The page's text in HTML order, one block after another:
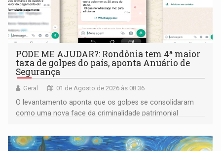
PODE ME AJUDAR?: Rondônia tem 4ª maior
taxa de golpes do país, aponta Anuário de
Segurança
Geral 01 de Agosto de 2026 às 08:36
O levantamento aponta que os golpes se consolidaram
como uma nova face da criminalidade patrimonial